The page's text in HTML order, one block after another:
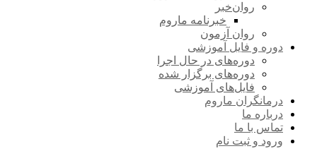
روان‌خبر
خبرنامه ماروم
روان آزمون
دوره و فایل آموزشی
دوره‌های در حال اجرا
دوره‌های برگزار شده
فایل‌های آموزشی
درمانگران ماروم
درباره ما
تماس با ما
ورود و ثبت نام